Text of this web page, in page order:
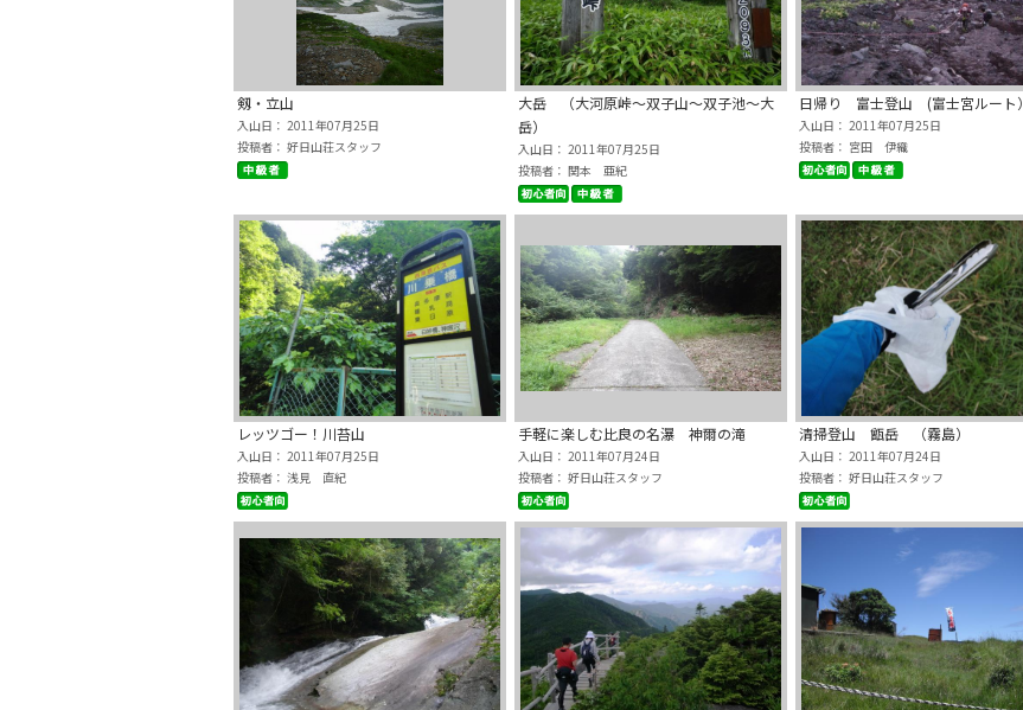
剱・立山
入山日： 2011年07月25日
投稿者： 好日山荘スタッフ
大岳 （大河原峠～双子山～双子池～大
岳）
入山日： 2011年07月25日
投稿者： 関本 亜紀
日帰り 富士登山 (富士宮ルート）
入山日： 2011年07月25日
投稿者： 宮田 伊織
レッツゴー！川苔山
入山日： 2011年07月25日
投稿者： 浅見 直紀
手軽に楽しむ比良の名瀑 神爾の滝
入山日： 2011年07月24日
投稿者： 好日山荘スタッフ
清掃登山 甑岳 （霧島）
入山日： 2011年07月24日
投稿者： 好日山荘スタッフ